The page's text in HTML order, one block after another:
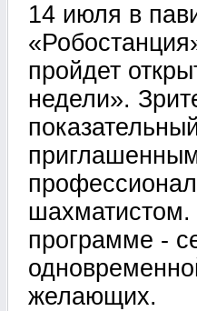
14 июля в
пройдет
недели».
шахматистом.
программе -
желающих.